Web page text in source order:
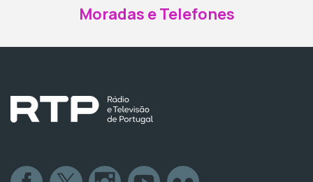
Moradas e Telefones